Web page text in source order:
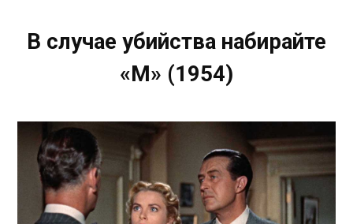
В случае убийства набирайте
«М» (1954)